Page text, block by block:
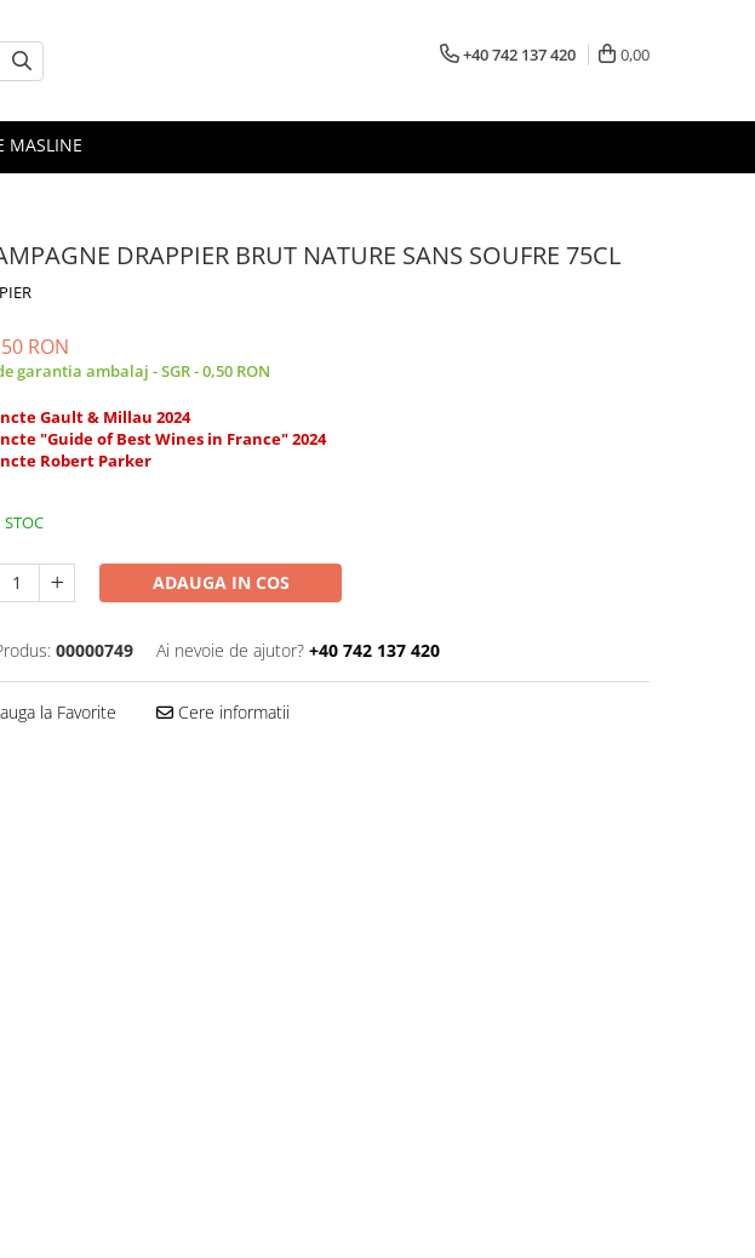
+40 742 137 420 0,00
MASLINE
DRAPPIER BRUT NATURE SANS SOUFRE 75CL
RON
garantia ambalaj - SGR - 0,50 RON
Gault & Millau 2024
"Guide of Best Wines in France" 2024
Robert Parker
STOC
ADAUGA IN COS
00000749 Ai nevoie de ajutor? +40 742 137 420
la Favorite Cere informatii